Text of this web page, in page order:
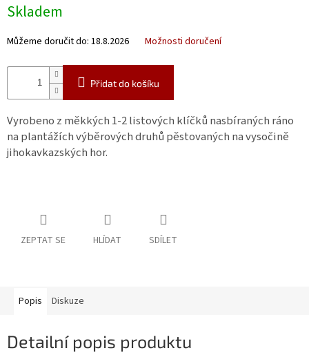
Skladem
Můžeme doručit do: 18.8.2026 Možnosti doručení
Přidat do košíku
Vyrobeno z měkkých 1-2 listových klíčků nasbíraných ráno
na plantážích výběrových druhů pěstovaných na vysočině
jihokavkazských hor.
ZEPTAT SE HLÍDAT SDÍLET
Popis Diskuze
Detailní popis produktu